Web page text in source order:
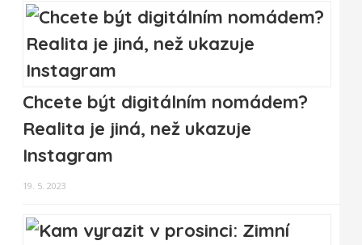
Chcete být digitálním nomádem?
Realita je jiná, než ukazuje
Instagram
19. 5. 2023